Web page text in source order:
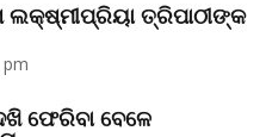
ଲକ୍ଷ୍ମୀପ୍ରିୟା ତ୍ରିପାଠୀଙ୍କ
pm
ଫେରିବା ବେଳେ